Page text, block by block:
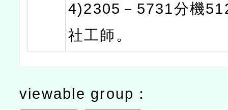
4)2305－5731分機
社工師。
viewable group：